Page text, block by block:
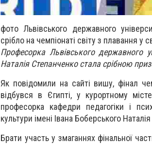
фото Львівського державного
срібло на чемпіонаті світу з плавання у
Професорка Львівського державного
Наталія Степанченко стала срібною
Як повідомили на сайті вишу, фінал
відбувся в Єгипті, у курортному
професорка кафедри педагогіки і
культури імені Івана Боберського
Брати участь у змаганнях фінальної